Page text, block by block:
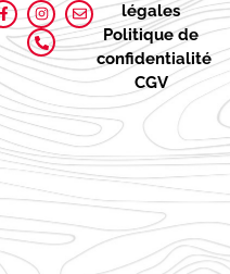
légales
Politique de
confidentialité
CGV